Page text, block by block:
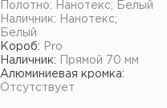
Полотно: Нанотекс; Белый
Наличник: Нанотекс;
Белый
Короб:
Pro
Наличник:
Прямой 70 мм
Алюминиевая кромка:
Отсутствует